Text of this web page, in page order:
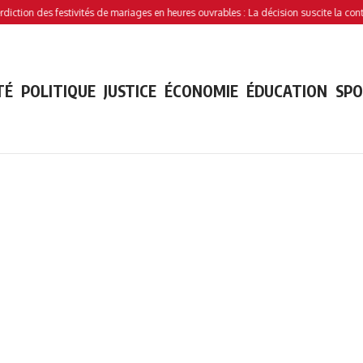
festivités de mariages en heures ouvrables : La décision suscite la controverse
POLITIQUE JUSTICE ÉCONOMIE ÉDUCATION